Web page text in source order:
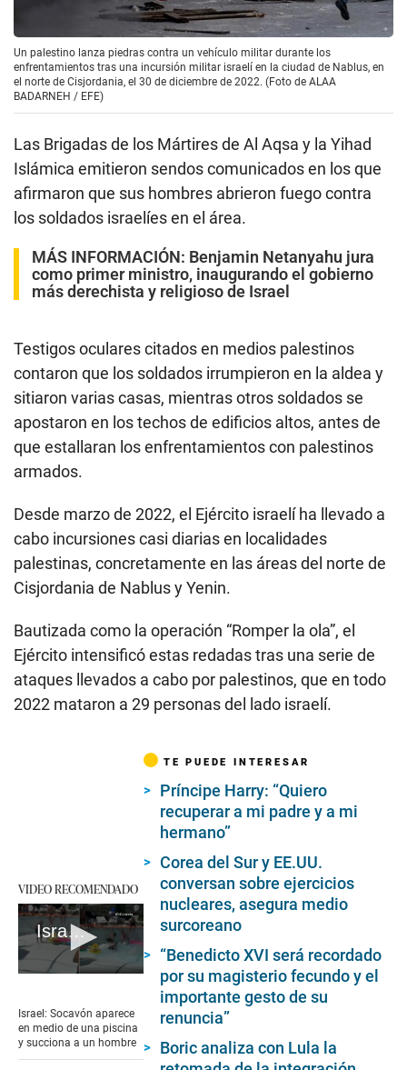
Un palestino lanza piedras contra un vehículo militar durante los
enfrentamientos tras una incursión militar israelí en la ciudad de Nablus, en
el norte de Cisjordania, el 30 de diciembre de 2022. (Foto de ALAA
BADARNEH / EFE)
Las Brigadas de los Mártires de Al Aqsa y la Yihad
Islámica emitieron sendos comunicados en los que
afirmaron que sus hombres abrieron fuego contra
los soldados israelíes en el área.
MÁS INFORMACIÓN: Benjamin Netanyahu jura
como primer ministro, inaugurando el gobierno
más derechista y religioso de Israel
Testigos oculares citados en medios palestinos
contaron que los soldados irrumpieron en la aldea y
sitiaron varias casas, mientras otros soldados se
apostaron en los techos de edificios altos, antes de
que estallaran los enfrentamientos con palestinos
armados.
Desde marzo de 2022, el Ejército israelí ha llevado a
cabo incursiones casi diarias en localidades
palestinas, concretamente en las áreas del norte de
Cisjordania de Nablus y Yenin.
Bautizada como la operación “Romper la ola”, el
Ejército intensificó estas redadas tras una serie de
ataques llevados a cabo por palestinos, que en todo
2022 mataron a 29 personas del lado israelí.
VIDEO RECOMENDADO
Israel: Socavón aparece en medio de una piscina y succiona a un hombre
of
1
minute,
12
Israel: Socavón aparece
en medio de una piscina
y succiona a un hombre
TE PUEDE INTERESAR
Príncipe Harry: “Quiero
recuperar a mi padre y a mi
hermano”
Corea del Sur y EE.UU.
conversan sobre ejercicios
nucleares, asegura medio
surcoreano
“Benedicto XVI será recordado
por su magisterio fecundo y el
importante gesto de su
renuncia”
Boric analiza con Lula la